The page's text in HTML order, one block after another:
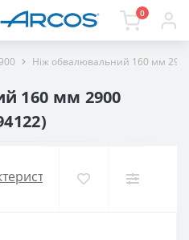
0
Ніж обвалювальний 160 мм
160 мм 2900
Доставка і